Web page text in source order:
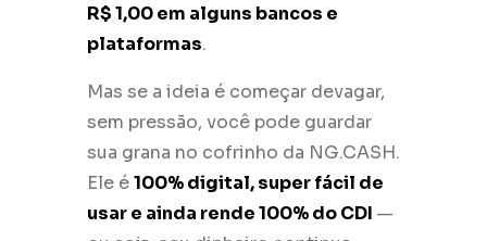
R$ 1,00 em alguns bancos e
plataformas.
Mas se a ideia é começar devagar,
sem pressão, você pode guardar
sua grana no cofrinho da NG.CASH.
Ele é100% digital, super fácil de
usar e ainda rende 100% do CDI —